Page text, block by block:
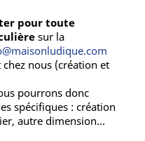
pour toute
sur la
nous (création et
pourrons donc
spécifiques : création
autre dimension...